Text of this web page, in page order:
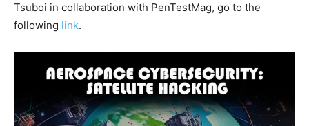
Tsuboi in collaboration with PenTestMag, go to the
following link.